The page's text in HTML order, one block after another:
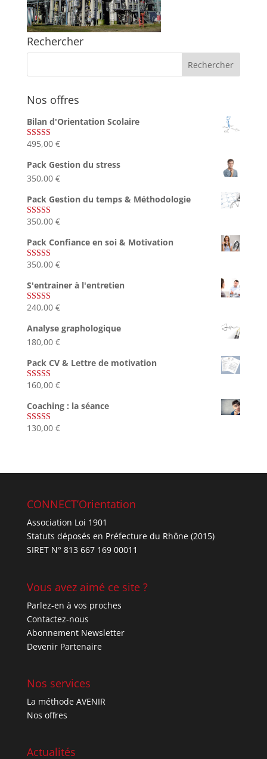
Rechercher
Nos offres
Bilan d'Orientation Scolaire
Note4.75
495,00 €
Pack Gestion du stress
350,00 €
Pack Gestion du temps & Méthodologie
Note5.00
350,00 €
Pack Confiance en soi & Motivation
Note5.00
350,00 €
S'entrainer à l'entretien
Note4.83
240,00 €
Analyse graphologique
180,00 €
Pack CV & Lettre de motivation
Note5.00
160,00 €
Coaching : la séance
Note4.67
130,00 €
CONNECT’Orientation
Association Loi 1901
Statuts déposés en Préfecture du Rhône (2015)
SIRET N° 813 667 169 00011
Vous avez aimé ce site ?
Parlez-en à vos proches
Contactez-nous
Abonnement Newsletter
Devenir Partenaire
Nos services
La méthode AVENIR
Nos offres
Actualités